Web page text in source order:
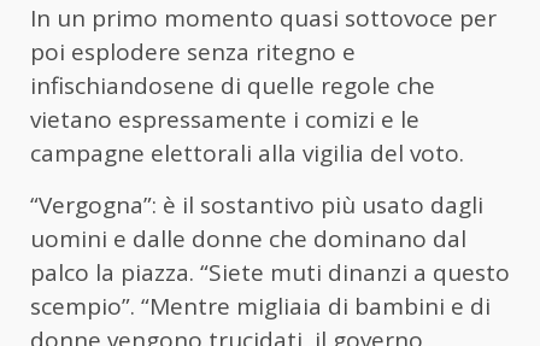
In un primo momento quasi sottovoce per
poi esplodere senza ritegno e
infischiandosene di quelle regole che
vietano espressamente i comizi e le
campagne elettorali alla vigilia del voto.
“Vergogna”: è il sostantivo più usato dagli
uomini e dalle donne che dominano dal
palco la piazza. “Siete muti dinanzi a questo
scempio”. “Mentre migliaia di bambini e di
donne vengono trucidati, il governo